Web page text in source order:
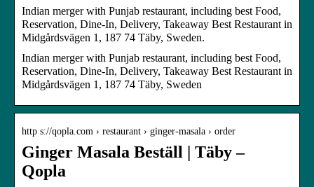
Indian merger with Punjab restaurant, including best Food,
Reservation, Dine-In, Delivery, Takeaway Best Restaurant in
Midgårdsvägen 1, 187 74 Täby, Sweden.
Indian merger with Punjab restaurant, including best Food,
Reservation, Dine-In, Delivery, Takeaway Best Restaurant in
Midgårdsvägen 1, 187 74 Täby, Sweden
http s://qopla.com › restaurant › ginger-masala › order
Ginger Masala Beställ | Täby –
Qopla